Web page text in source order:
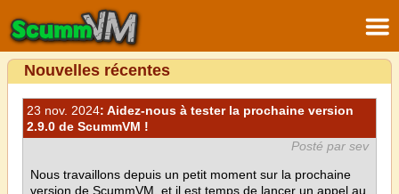
Nouvelles récentes
23 nov. 2024: Aidez-nous à tester la prochaine version
2.9.0 de ScummVM !
Posté par sev
Nous travaillons depuis un petit moment sur la prochaine
version de ScummVM, et il est temps de lancer un appel au